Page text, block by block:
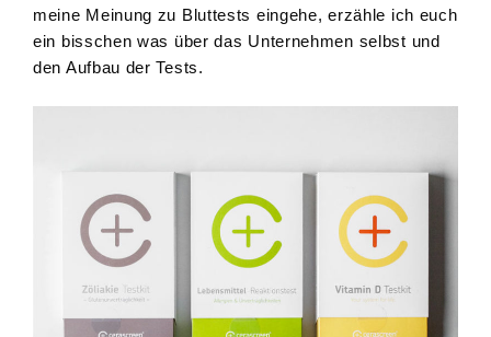
meine Meinung zu Bluttests eingehe, erzähle ich euch
ein bisschen was über das Unternehmen selbst und
den Aufbau der Tests.